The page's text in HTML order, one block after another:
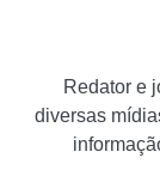
Redator e
diversas